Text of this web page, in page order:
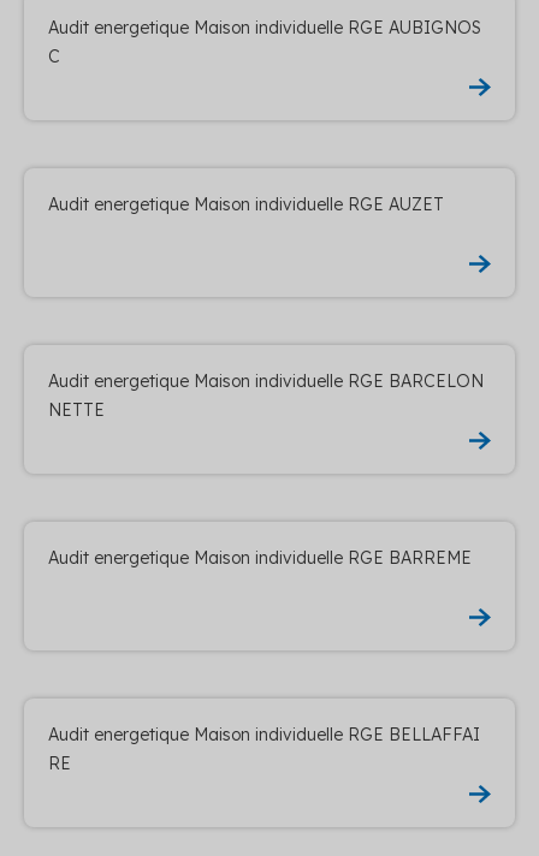
Audit energetique Maison individuelle RGE AUBIGNOS
C
Audit energetique Maison individuelle RGE AUZET
Audit energetique Maison individuelle RGE BARCELON
NETTE
Audit energetique Maison individuelle RGE BARREME
Audit energetique Maison individuelle RGE BELLAFFAI
RE